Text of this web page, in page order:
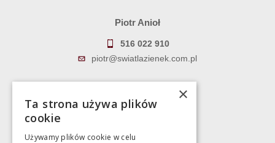
Piotr Anioł
516 022 910
piotr@swiatlazienek.com.pl
783 043 083
×
Ta strona używa plików
cookie
Używamy plików cookie w celu